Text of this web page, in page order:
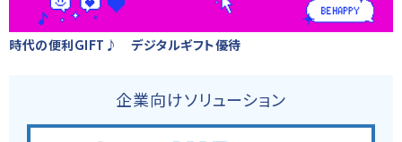
時代の便利GIFT♪ デジタルギフト優待
企業向けソリューション